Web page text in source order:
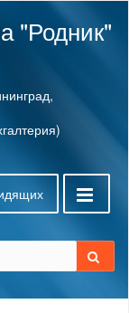
"Родник"